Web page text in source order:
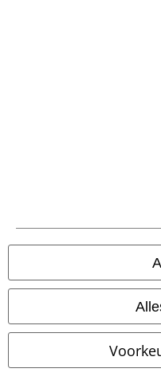
Download gratis de nieuwe